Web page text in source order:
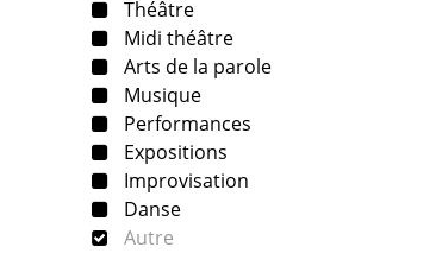
Théâtre
Midi théâtre
Arts de la parole
Musique
Performances
Expositions
Improvisation
Danse
Autre